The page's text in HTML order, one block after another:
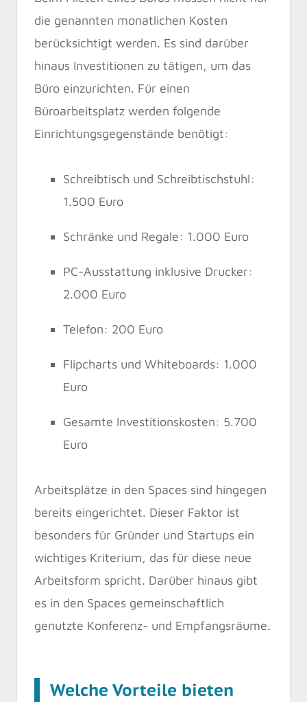
die genannten monatlichen Kosten
berücksichtigt werden. Es sind darüber
hinaus Investitionen zu tätigen, um das
Büro einzurichten. Für einen
Büroarbeitsplatz werden folgende
Einrichtungsgegenstände benötigt:
Schreibtisch und Schreibtischstuhl:
1.500 Euro
Schränke und Regale: 1.000 Euro
PC-Ausstattung inklusive Drucker:
2.000 Euro
Telefon: 200 Euro
Flipcharts und Whiteboards: 1.000
Euro
Gesamte Investitionskosten: 5.700
Euro
Arbeitsplätze in den Spaces sind hingegen
bereits eingerichtet. Dieser Faktor ist
besonders für Gründer und Startups ein
wichtiges Kriterium, das für diese neue
Arbeitsform spricht. Darüber hinaus gibt
es in den Spaces gemeinschaftlich
genutzte Konferenz- und Empfangsräume.
Welche Vorteile bieten